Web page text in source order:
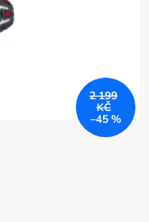
2 199
KČ
–45 %